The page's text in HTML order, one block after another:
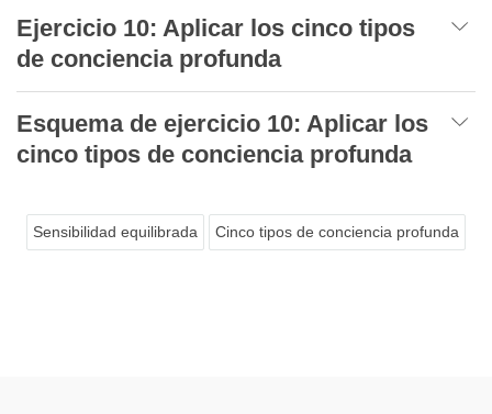
Ejercicio 10: Aplicar los cinco tipos
de conciencia profunda
Esquema de ejercicio 10: Aplicar los
cinco tipos de conciencia profunda
Sensibilidad equilibrada Cinco tipos de conciencia profunda